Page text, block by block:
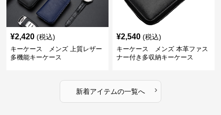
¥2,420 (税込)
キーケース メンズ 上質レザー
多機能キーケース
¥2,540 (税込)
キーケース メンズ 本革ファス
ナー付き多収納キーケース
新着アイテムの一覧へ ›